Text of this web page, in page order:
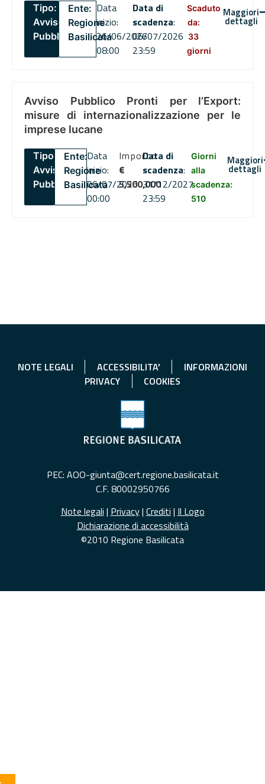
Tipo:
Avviso
Pubblico
Ente:
Regione
Basilicata
Data
inizio:
26/06/2026
08:00
Data di
scadenza:
06/07/2026
23:59
Scaduto
da:
33
giorni
Maggiori
dettagli
Avviso Pubblico Pronti per l’Export:
misure di internazionalizzazione per le
imprese lucane
Tipo:
Avviso
Pubblico
Ente:
Regione
Basilicata
Data
inizio:
06/07/2026
00:00
Importo
€
5,500,000
Data di
scadenza:
31/12/2027
23:59
Giorni
alla
scadenza:
510
Maggiori
dettagli
NOTE LEGALI ACCESSIBILITA'
INFORMAZIONI
PRIVACY
COOKIES
PEC: AOO-giunta@cert.regione.basilicata.it
C.F. 80002950766
Note legali | Privacy| Crediti | Il Logo
Dichiarazione di accessibilità
©2010 Regione Basilicata